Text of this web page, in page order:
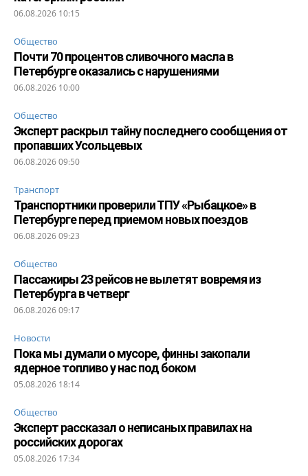
06.08.2026 10:15
Общество
Почти 70 процентов сливочного масла в
Петербурге оказались с нарушениями
06.08.2026 10:00
Общество
Эксперт раскрыл тайну последнего сообщения от
пропавших Усольцевых
06.08.2026 09:50
Транспорт
Транспортники проверили ТПУ «Рыбацкое» в
Петербурге перед приемом новых поездов
06.08.2026 09:23
Общество
Пассажиры 23 рейсов не вылетят вовремя из
Петербурга в четверг
06.08.2026 09:17
Новости
Пока мы думали о мусоре, финны закопали
ядерное топливо у нас под боком
05.08.2026 18:14
Общество
Эксперт рассказал о неписаных правилах на
российских дорогах
05.08.2026 17:34